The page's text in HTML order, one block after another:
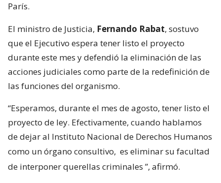
París.
El ministro de Justicia, Fernando Rabat, sostuvo
que el Ejecutivo espera tener listo el proyecto
durante este mes y defendió la eliminación de las
acciones judiciales como parte de la redefinición de
las funciones del organismo.
“Esperamos, durante el mes de agosto, tener listo el
proyecto de ley. Efectivamente, cuando hablamos
de dejar al Instituto Nacional de Derechos Humanos
como un órgano consultivo, es eliminar su facultad
de interponer querellas criminales ”, afirmó.